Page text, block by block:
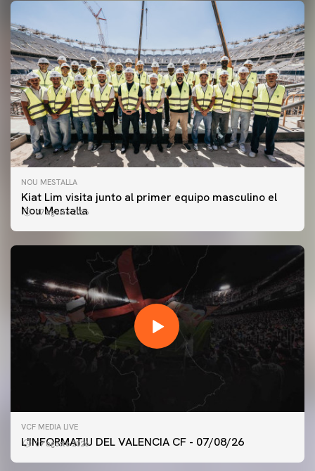
NOU MESTALLA
Kiat Lim visita junto al primer equipo masculino el
Nou Mestalla
07 agosto 2026
VCF MEDIA LIVE
L'INFORMATIU DEL VALENCIA CF - 07/08/26
07 agosto 2026